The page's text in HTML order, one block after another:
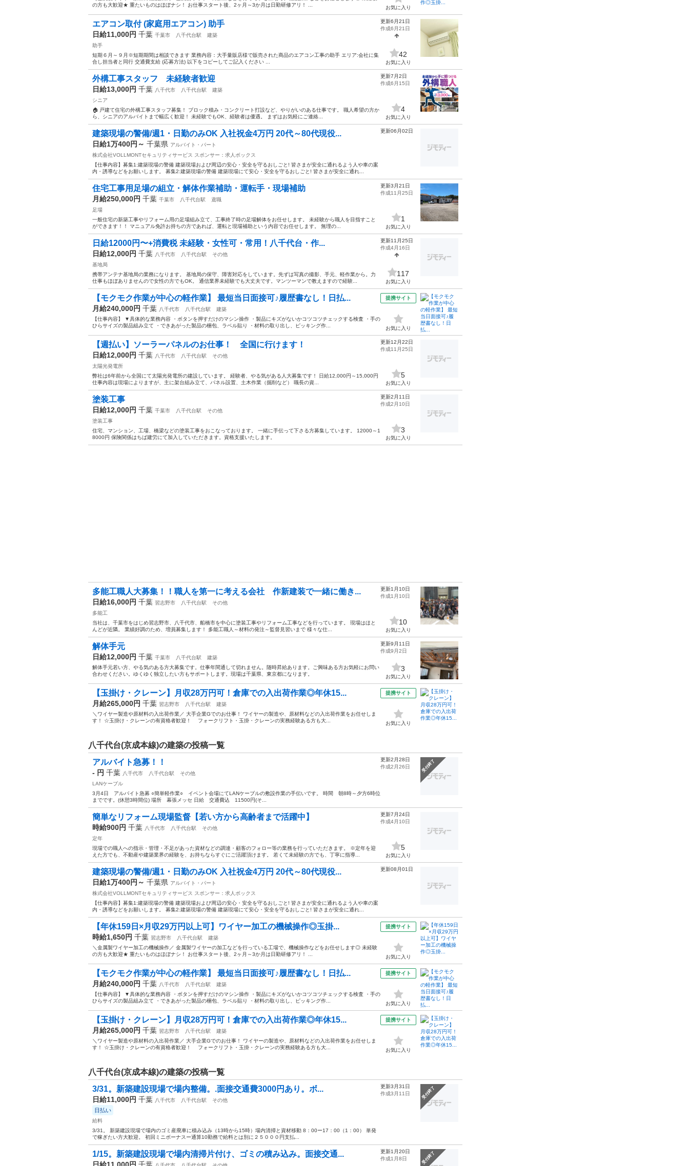
の方も大歓迎★ 重たいものはほぼナシ！ お仕事スタート後、2ヶ月～3か月は日勤研修アリ！ ...
お気に入り
エアコン取付 (家庭用エアコン) 助手
日給11,000円 千葉 千葉市 八千代台駅
建築
助手
短期６月～９月※短期期間は相談できます 業務内容：大手量販店様で販売された商品のエアコン工事の助手 エリア:会社に集
合し担当者と同行 交通費支給 (応募方法) 以下をコピーしてご記入ください ...
更新6月21日
作成6月21日
42
お気に入り
外構工事スタッフ 未経験者歓迎
日給13,000円 千葉 八千代市 八千代台駅
建築
シニア
🏠 戸建て住宅の外構工事スタッフ募集！ ブロック積み・コンクリート打設など、やりがいのある仕事です。 職人希望の方か
ら、シニアのアルバイトまで幅広く歓迎！ 未経験でもOK、経験者は優遇。 まずはお気軽にご連絡...
更新7月2日
作成6月15日
4
お気に入り
建築現場の警備/週1・日勤のみOK 入社祝金4万円 20代～80代現役...
日給1万400円～ 千葉県 アルバイト・パート
株式会社VOLLMONTセキュリティサービス スポンサー：求人ボックス
【仕事内容】募集1:建築現場の警備 建築現場および周辺の安心・安全を守るおしごと! 皆さまが安全に通れるよう人や車の案
内・誘導などをお願いします。 募集2:建築現場の警備 建築現場にて安心・安全を守るおしごと! 皆さまが安全に通れ...
更新06月02日
住宅工事用足場の組立・解体作業補助・運転手・現場補助
月給250,000円 千葉 千葉市 八千代台駅
鳶職
足場
一般住宅の新築工事やリフォーム用の足場組み立て、工事終了時の足場解体をお任せします。 未経験から職人を目指すこと
ができます！！ マニュアル免許お持ちの方であれば、運転と現場補助という内容でお任せします。 無理の...
更新3月21日
作成11月25日
1
お気に入り
日給12000円〜+消費税 未経験・女性可・常用！八千代台・作...
日給12,000円 千葉 八千代市 八千代台駅
その他
基地局
携帯アンテナ基地局の業務になります。 基地局の保守、障害対応をしています。先ずは写真の撮影、手元、軽作業から。力
仕事もほぼありませんので女性の方でもOK。 通信業界未経験でも大丈夫です。マンツーマンで教えますので経験...
更新11月25日
作成4月16日
117
お気に入り
【モクモク作業が中心の軽作業】 最短当日面接可♪履歴書なし！日払...
月給240,000円 千葉 八千代市 八千代台駅
建築
【仕事内容】 ▼具体的な業務内容 ・ボタンを押すだけのマシン操作 ・製品にキズがないかコツコツチェックする検査 ・手の
ひらサイズの製品組み立て ・できあがった製品の梱包、ラベル貼り ・材料の取り出し、ピッキング作...
提携サイト
お気に入り
【週払い】ソーラーパネルのお仕事！ 全国に行けます！
日給12,000円 千葉 八千代市 八千代台駅
その他
太陽光発電所
弊社は6年前から全国にて太陽光発電所の建設しています。 経験者、やる気がある人大募集です！ 日給12,000円～15,000円
仕事内容は現場によりますが、主に架台組み立て、パネル設置、土木作業（掘削など） 職長の資...
更新12月22日
作成11月25日
5
お気に入り
塗装工事
日給12,000円 千葉 千葉市 八千代台駅
その他
塗装工事
住宅、マンション、工場、橋梁などの塗装工事をおこなっております。 一緒に手伝って下さる方募集しています。 12000～1
8000円 保険関係はちば建労にて加入していただきます。資格支援いたします。
更新2月11日
作成2月10日
3
お気に入り
多能工職人大募集！！職人を第一に考える会社 作新建装で一緒に働き...
日給16,000円 千葉 習志野市 八千代台駅
その他
多能工
当社は、千葉市をはじめ習志野市、八千代市、船橋市を中心に塗装工事やリフォーム工事などを行っています。 現場はほと
んどが近隣。 業績好調のため、増員募集します！ 多能工職人～材料の発注～監督見習いまで 様々な仕...
更新1月10日
作成1月10日
10
お気に入り
解体手元
日給12,000円 千葉 千葉市 八千代台駅
建築
解体手元若い方、やる気のある方大募集です。仕事年間通して切れません。随時昇給あります。ご興味ある方お気軽にお問い
合わせください。ゆくゆく独立したい方もサポートします。現場は千葉県、東京都になります。
更新9月11日
作成9月2日
3
お気に入り
【玉掛け・クレーン】月収28万円可！倉庫での入出荷作業◎年休15...
月給265,000円 千葉 習志野市 八千代台駅
建築
＼ワイヤー製造や原材料の入出荷作業／ 大手企業Gでのお仕事！ ワイヤーの製造や、原材料などの入出荷作業をお任せしま
す！ ☆玉掛け・クレーンの有資格者歓迎！ フォークリフト・玉掛・クレーンの実務経験ある方も大...
提携サイト
お気に入り
八千代台(京成本線)の建築の投稿一覧
受付終了
アルバイト急募！！
- 円 千葉 八千代市 八千代台駅
その他
LANケーブル
3月4日 アルバイト急募 ○簡単軽作業○ イベント会場にてLANケーブルの敷設作業の手伝いです。 時間 朝8時～夕方6時位
までです。(休憩3時間位) 場所 幕張メッセ 日給 交通費込 11500円(そ...
更新2月28日
作成2月26日
簡単なリフォーム現場監督【若い方から高齢者まで活躍中】
時給900円 千葉 八千代市 八千代台駅
その他
定年
現場での職人への指示・管理・不足があった資材などの調達・顧客のフォロー等の業務を行っていただきます。 ※定年を迎
えた方でも、不動産や建築業界の経験を、お持ちならすぐにご活躍頂けます。 若くて未経験の方でも、丁寧に指導...
更新7月24日
作成4月10日
5
お気に入り
建築現場の警備/週1・日勤のみOK 入社祝金4万円 20代～80代現役...
日給1万400円～ 千葉県 アルバイト・パート
株式会社VOLLMONTセキュリティサービス スポンサー：求人ボックス
【仕事内容】募集1:建築現場の警備 建築現場および周辺の安心・安全を守るおしごと! 皆さまが安全に通れるよう人や車の案
内・誘導などをお願いします。 募集2:建築現場の警備 建築現場にて安心・安全を守るおしごと! 皆さまが安全に通れ...
更新08月01日
【年休159日×月収29万円以上可】ワイヤー加工の機械操作◎玉掛...
時給1,650円 千葉 習志野市 八千代台駅
建築
＼金属製ワイヤー加工の機械操作／ 金属製ワイヤーの加工などを行っている工場で、機械操作などをお任せします◎ 未経験
の方も大歓迎★ 重たいものはほぼナシ！ お仕事スタート後、2ヶ月～3か月は日勤研修アリ！ ...
提携サイト
お気に入り
【モクモク作業が中心の軽作業】 最短当日面接可♪履歴書なし！日払...
月給240,000円 千葉 八千代市 八千代台駅
建築
【仕事内容】 ▼具体的な業務内容 ・ボタンを押すだけのマシン操作 ・製品にキズがないかコツコツチェックする検査 ・手の
ひらサイズの製品組み立て ・できあがった製品の梱包、ラベル貼り ・材料の取り出し、ピッキング作...
提携サイト
お気に入り
【玉掛け・クレーン】月収28万円可！倉庫での入出荷作業◎年休15...
月給265,000円 千葉 習志野市 八千代台駅
建築
＼ワイヤー製造や原材料の入出荷作業／ 大手企業Gでのお仕事！ ワイヤーの製造や、原材料などの入出荷作業をお任せしま
す！ ☆玉掛け・クレーンの有資格者歓迎！ フォークリフト・玉掛・クレーンの実務経験ある方も大...
提携サイト
お気に入り
八千代台(京成本線)の建築の投稿一覧
受付終了
3/31。新築建設現場で場内整備。.面接交通費3000円あり。ボ...
日給11,000円 千葉 八千代市 八千代台駅 その他
日払い
給料
3/31。 新築建設現場で場内のゴミ産廃車に積み込み（13時から15時）場内清掃と資材移動 8：00ー17：00（1：00） 単発
で稼ぎたい方大歓迎。 初回ミニボーナスー通算10勤務で給料とは別に２５０００円支払...
更新3月31日
作成3月11日
受付終了
1/15。新築建設現場で場内清掃片付け、ゴミの積み込み。面接交通...
日給11,000円 千葉
更新1月20日
作成1月8日